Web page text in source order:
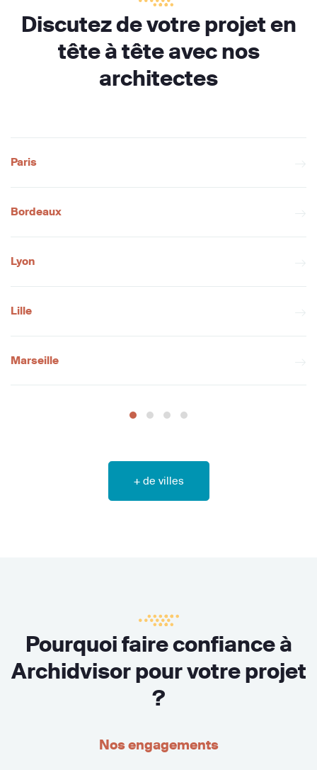
Discutez de votre projet en
tête à tête avec nos
architectes
Paris
Bordeaux
Lyon
Lille
Marseille
+ de villes
Pourquoi faire confiance à
Archidvisor pour votre projet
?
Nos engagements